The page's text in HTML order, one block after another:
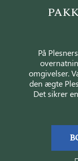
På
omgivelser.
den ægte
Det sikrer